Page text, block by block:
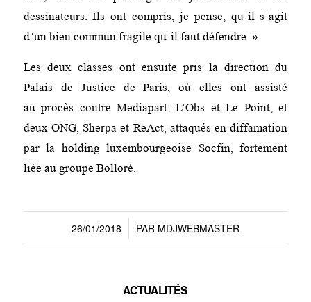
dessinateurs. Ils ont compris, je pense, qu’il s’agit
d’un bien commun fragile qu’il faut défendre. »
Les deux classes ont ensuite pris la direction du
Palais de Justice de Paris, où elles ont assisté
au procès contre Mediapart, L’Obs et Le Point, et
deux ONG, Sherpa et ReAct, attaqués en diffamation
par la holding luxembourgeoise Socfin, fortement
liée au groupe Bolloré.
26/01/2018
/ PAR MDJWEBMASTER
ACTUALITÉS